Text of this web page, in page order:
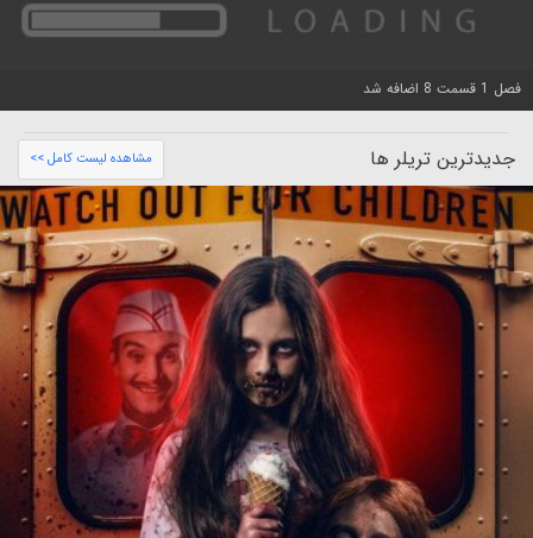
فصل 1 قسمت 8 اضافه شد
جدیدترین تریلر ها مشاهده لیست کامل >>